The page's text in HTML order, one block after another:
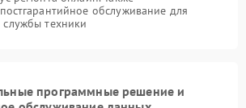
обслуживание для
техники
программные решение и